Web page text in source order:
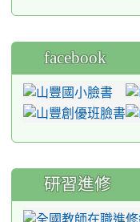
facebook
研習進修